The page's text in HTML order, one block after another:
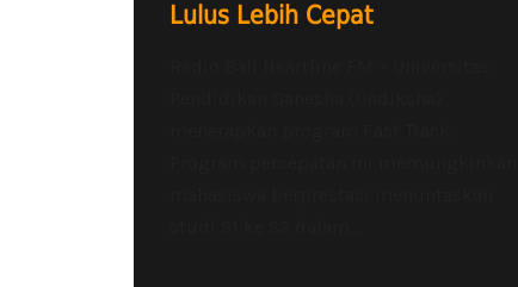
Lulus Lebih Cepat